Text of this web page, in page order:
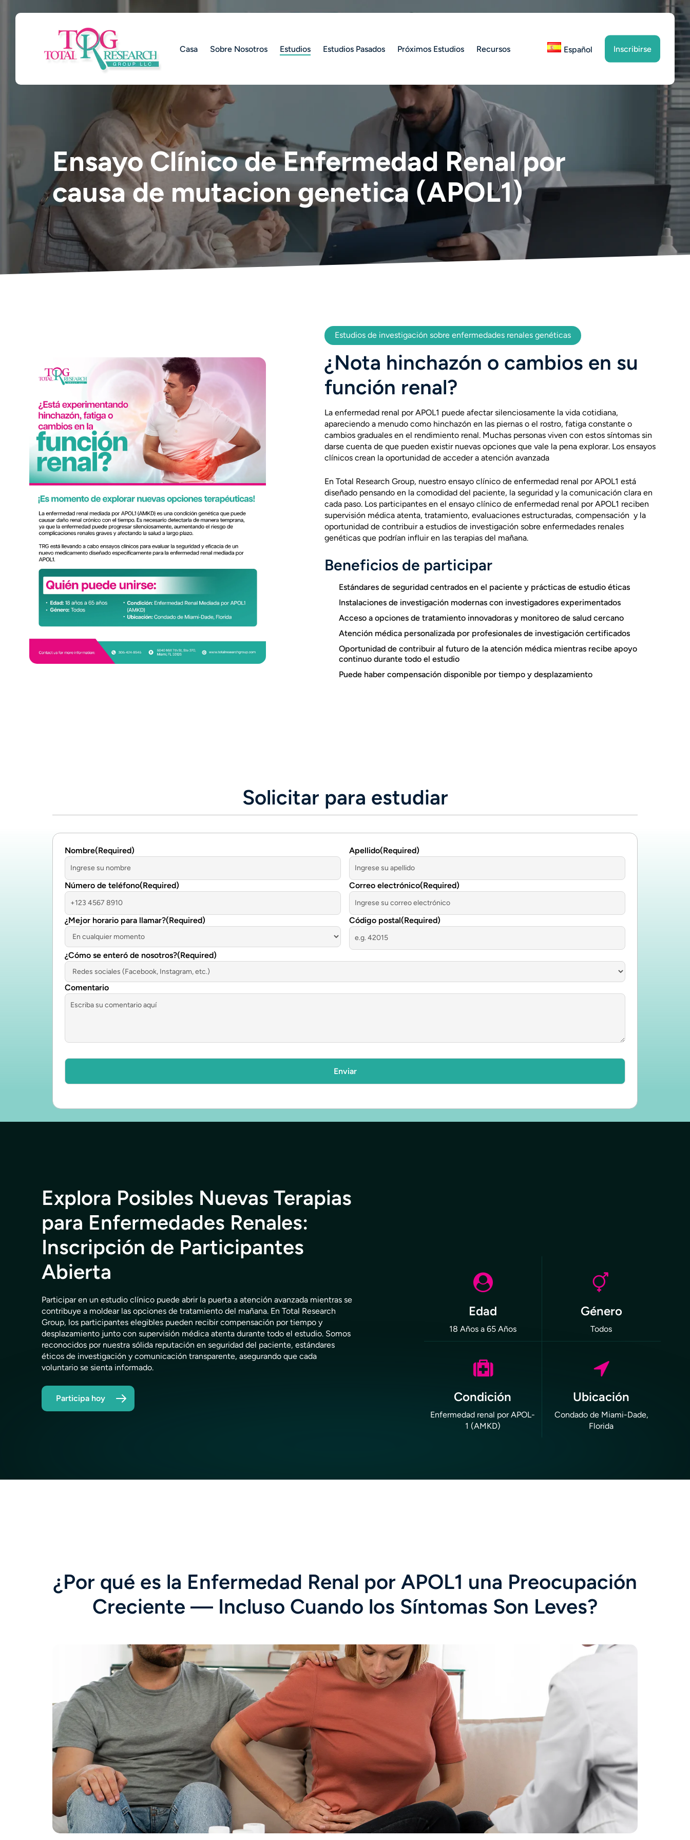
Casa
Sobre Nosotros Estudios Estudios Pasados Próximos Estudios Recursos Español Inscribirse
Ensayo Clínico de Enfermedad Renal por
causa de mutacion genetica (APOL1)
Estudios de investigación sobre enfermedades renales genéticas
¿Nota hinchazón o cambios en su
función renal?
La enfermedad renal por APOL1 puede afectar silenciosamente la vida cotidiana,
apareciendo a menudo como hinchazón en las piernas o el rostro, fatiga constante o
cambios graduales en el rendimiento renal. Muchas personas viven con estos síntomas sin
darse cuenta de que pueden existir nuevas opciones que vale la pena explorar. Los ensayos
clínicos crean la oportunidad de acceder a atención avanzada
En Total Research Group, nuestro ensayo clínico de enfermedad renal por APOL1 está
diseñado pensando en la comodidad del paciente, la seguridad y la comunicación clara en
cada paso. Los participantes en el ensayo clínico de enfermedad renal por APOL1 reciben
supervisión médica atenta, tratamiento, evaluaciones estructuradas, compensación y la
oportunidad de contribuir a estudios de investigación sobre enfermedades renales
genéticasque podrían influir en las terapias del mañana.
Beneficios de participar
Estándares de seguridad centrados en el paciente y prácticas de estudio éticas
Instalaciones de investigación modernas con investigadores experimentados
Acceso a opciones de tratamiento innovadoras y monitoreo de salud cercano
Atención médica personalizada por profesionales de investigación certificados
Oportunidad de contribuir al futuro de la atención médica mientras recibe apoyo
continuo durante todo el estudio
Puede haber compensación disponible por tiempo y desplazamiento
Solicitar para estudiar
Nombre(Required) Apellido(Required)
Número de teléfono(Required) Correo electrónico(Required)
¿Mejor horario para llamar?(Required) Código postal(Required)
¿Cómo se enteró de nosotros?(Required)
Comentario
Explora Posibles Nuevas Terapias
para Enfermedades Renales:
Inscripción de Participantes
Abierta
Participar en un estudio clínico puede abrir la puerta a atención avanzada mientras se
contribuye a moldear las opciones de tratamiento del mañana. En Total Research
Group, los participantes elegibles pueden recibir compensación por tiempo y
desplazamiento junto con supervisión médica atenta durante todo el estudio. Somos
reconocidos por nuestra sólida reputación en seguridad del paciente, estándares
éticos de investigación y comunicación transparente, asegurando que cada
voluntario se sienta informado.
Participa hoy
Edad
18 Años a 65 Años
Género
Todos
Condición
Enfermedad renal por APOL-
1 (AMKD)
Ubicación
Condado de Miami-Dade,
Florida
¿Por qué es la Enfermedad Renal por APOL1 una Preocupación
Creciente — Incluso Cuando los Síntomas Son Leves?